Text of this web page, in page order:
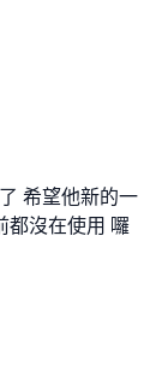
希望他新的一
都沒在使用 囉